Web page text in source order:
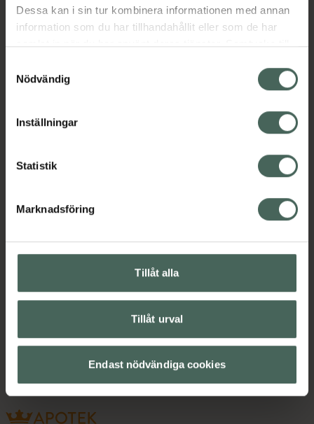
Dessa kan i sin tur kombinera informationen med annan
information som du har tillhandahållit eller som de har
samlat in när du har använt deras tjänster. Samtycke till
återkalla ditt samtycke via webbplatsens
cookieinställningar. Ett återkallat samtycke påverkar inte
lagligheten av behandling som skett innan återkallelsen.
Nödvändig
Inställningar
Statistik
Marknadsföring
Tillåt alla
Tillåt urval
Endast nödvändiga cookies
Kategorier:
Snuva och nästäppa
Visa
Instruktioner Visa
Bipacksedel från FASS Visa
Snuva och nästäppa